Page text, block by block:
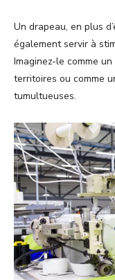
Un drapeau, en plus
également servir à
Imaginez-le comme
territoires ou comme
tumultueuses.